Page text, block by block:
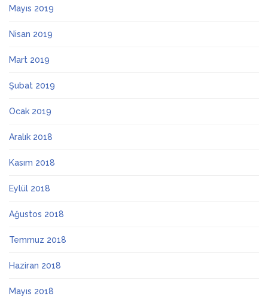
Mayıs 2019
Nisan 2019
Mart 2019
Şubat 2019
Ocak 2019
Aralık 2018
Kasım 2018
Eylül 2018
Ağustos 2018
Temmuz 2018
Haziran 2018
Mayıs 2018